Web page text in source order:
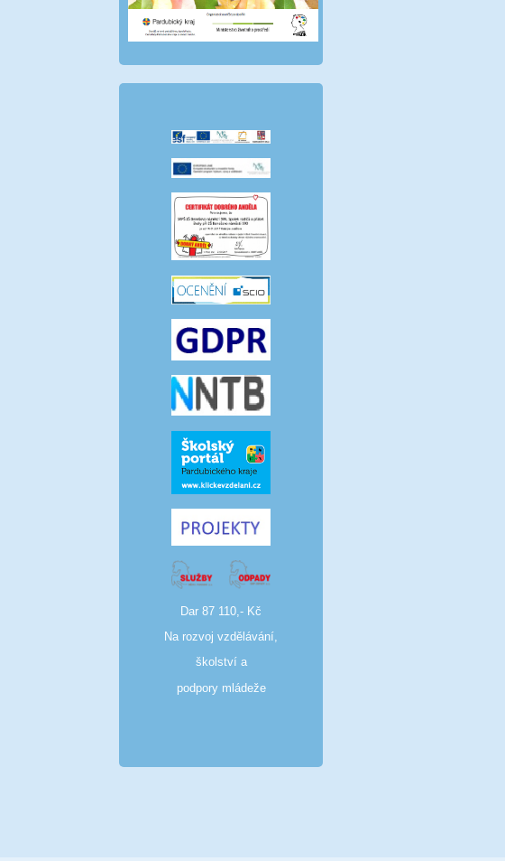
Dar 87 110,- Kč
Na rozvoj vzdělávání,
školství a
podpory mládeže